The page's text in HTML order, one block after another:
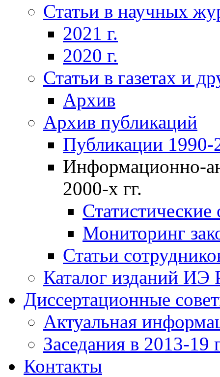
Статьи в научных
2021 г.
2020 г.
Статьи в газетах и
Архив
Архив публикаций
Публикации 1990-
Информационно-
2000-х гг.
Мониторинг
Статьи
Каталог изданий ИЭ
Диссертационные
Актуальная
Заседания в 2013-19
Контакты